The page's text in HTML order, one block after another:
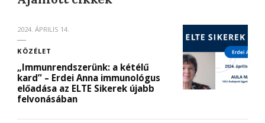
2024. ÁPRILIS 14.
KÖZÉLET
„Immunrendszerünk: a kétélű
kard” – Erdei Anna immunológus
előadása az ELTE Sikerek újabb
felvonásában